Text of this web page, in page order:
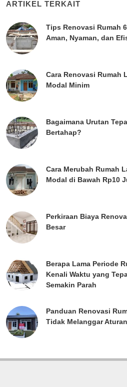
ARTIKEL TERKAIT
Tips Renovasi Rumah
Aman, Nyaman, dan
Cara Renovasi Rumah
Modal Minim
Bagaimana Urutan
Bertahap?
Cara Merubah Rumah
Modal di Bawah Rp10
Perkiraan Biaya
Besar
Berapa Lama Periode
Kenali Waktu yang
Semakin Parah
Panduan Renovasi
Tidak Melanggar Aturan